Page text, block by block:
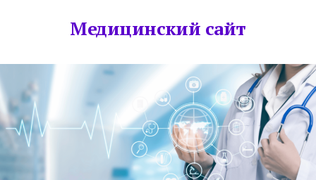
Медицинский сайт